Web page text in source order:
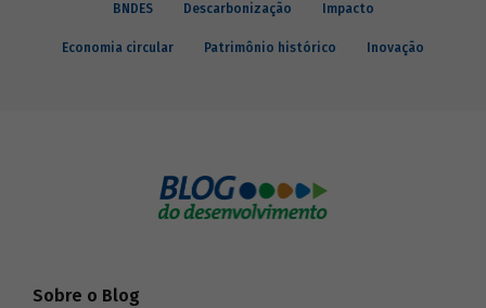
BNDES Descarbonização Impacto
Economia circular Patrimônio histórico Inovação
Sobre o Blog